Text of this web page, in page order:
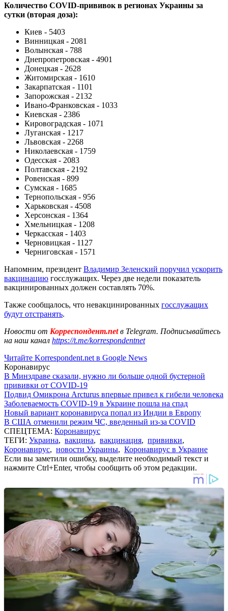
Количество COVID-прививок в регионах Украины за
сутки (вторая доза):
Киев - 5403
Винницкая - 2081
Волынская - 788
Днепропетровская - 4901
Донецкая - 2628
Житомирская - 1610
Закарпатская - 1101
Запорожская - 2132
Ивано-Франковская - 1033
Киевская - 2386
Кировоградская - 1071
Луганская - 1217
Львовская - 2268
Николаевская - 1759
Одесская - 2083
Полтавская - 2192
Ровенская - 899
Сумская - 1685
Тернопольская - 956
Харьковская - 4508
Херсонская - 1364
Хмельницкая - 1208
Черкасская - 1403
Черновицкая - 1127
Черниговская - 1571
Напомним, президент Владимир Зеленский поручил ускорить
вакцинацию госслужащих. Через две недели показатель
вакцинированных должен составлять 70%.
Также сообщалось, что невакцинированных госслужащих
будут отстранять.
Новости от Корреспондент.netв Telegram. Подписывайтесь
на наш канал https://t.me/korrespondentnet
Читайте Korrespondent.net в Google News
Коронавирус
В Минздраве сказали, нужно ли больше одной бустерной
прививки от COVID-19
Подвид Омикрона Arcturus впервые привел к гибели человека
Заболеваемость COVID-19 в Украине пошла на спад
Новый вариант коронавируса попал из Индии в Европу
В США отменили режим ЧС, введенный из-за COVID
СПЕЦТЕМА: Коронавирус
ТЕГИ: Украина, вакцина, вакцинация, прививки,
Коронавирус, новости Украины, Коронавирус в Украине
Если вы заметили ошибку, выделите необходимый текст и
нажмите Ctrl+Enter, чтобы сообщить об этом редакции.